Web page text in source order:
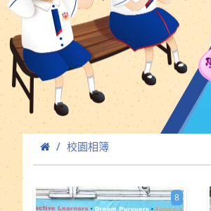
校園相簿
8